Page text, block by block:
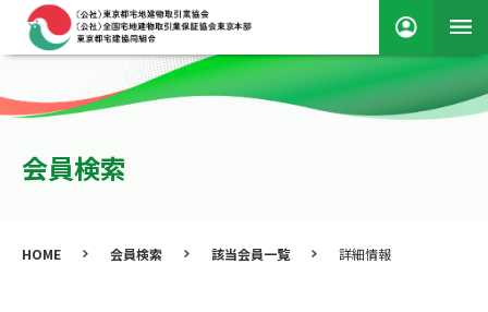
会員検索
HOME 会員検索 該当会員一覧 詳細情報